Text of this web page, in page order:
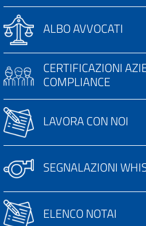
ALBO AVVOCATI
CERTIFICAZIONI
COMPLIANCE
LAVORA CON NOI
SEGNALAZIONI
ELENCO NOTAI